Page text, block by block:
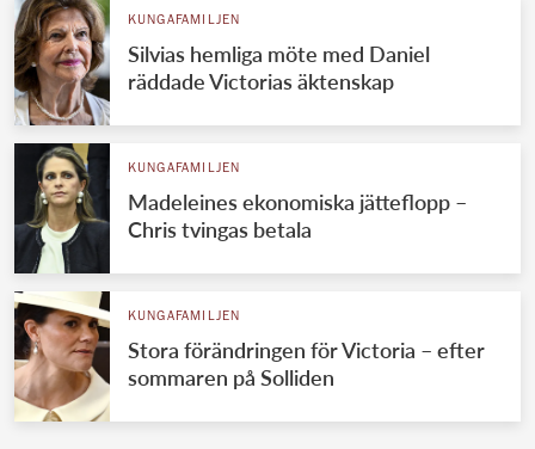
KUNGAFAMILJEN
Silvias hemliga möte med Daniel
räddade Victorias äktenskap
KUNGAFAMILJEN
Madeleines ekonomiska jätteflopp –
Chris tvingas betala
KUNGAFAMILJEN
Stora förändringen för Victoria – efter
sommaren på Solliden